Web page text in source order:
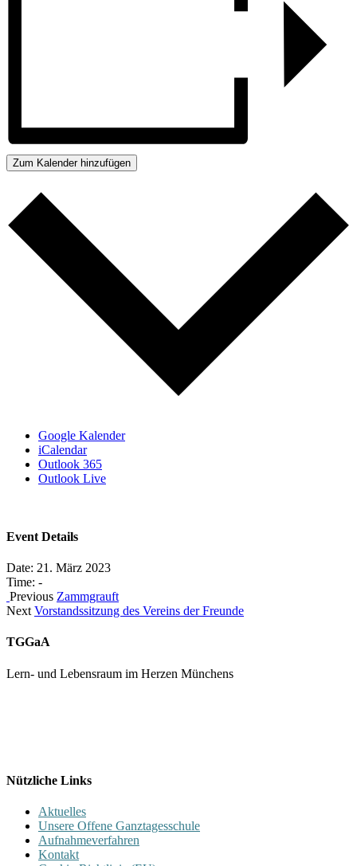
Zum Kalender hinzufügen
Google Kalender
iCalendar
Outlook 365
Outlook Live
Event Details
Date: 21. März 2023
Time: -
Previous Zammgrauft
Next Vorstandssitzung des Vereins der Freunde
TGGaA
Lern- und Lebensraum im Herzen Münchens
Nützliche Links
Aktuelles
Unsere Offene Ganztagesschule
Aufnahmeverfahren
Kontakt